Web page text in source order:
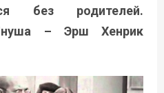
без родителей.
– Эрш Хенрик